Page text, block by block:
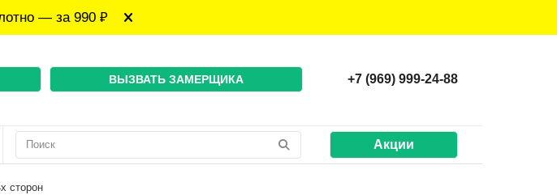
— за 990 ₽
ВЫЗВАТЬ ЗАМЕРЩИКА +7 (969) 999-24-88
Акции
сторон